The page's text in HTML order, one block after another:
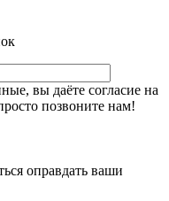
вы даёте согласие на
позвоните нам!
оправдать ваши